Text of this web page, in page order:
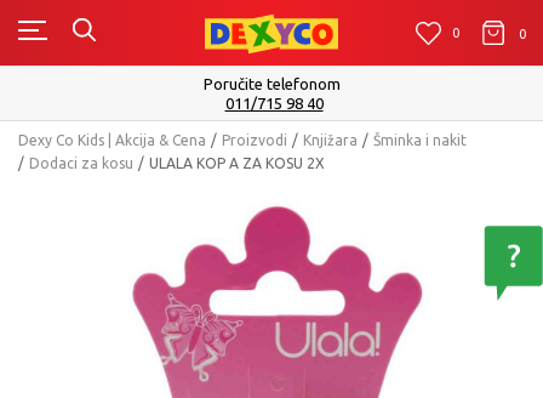
0 0 0
Poručite telefonom
011/715 98 40
Dexy Co Kids | Akcija & Cena Proizvodi Knjižara
Šminka i nakit
Dodaci za kosu
ULALA KOP A ZA KOSU 2X